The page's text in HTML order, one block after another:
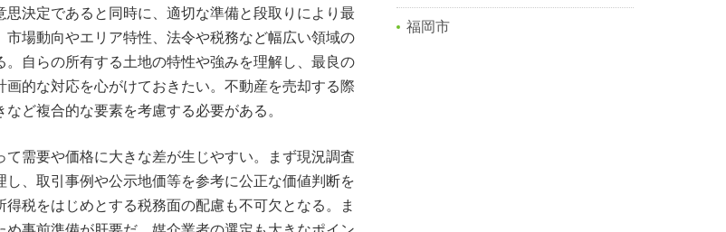
決定であると同時に、適切な準備と段取りにより最
場動向やエリア特性、法令や税務など幅広い領域の
自らの所有する土地の特性や強みを理解し、最良の
的な対応を心がけておきたい。不動産を売却する際
ど複合的な要素を考慮する必要がある。
需要や価格に大きな差が生じやすい。まず現況調査
、取引事例や公示地価等を参考に公正な価値判断を
税をはじめとする税務面の配慮も不可欠となる。ま
福岡市